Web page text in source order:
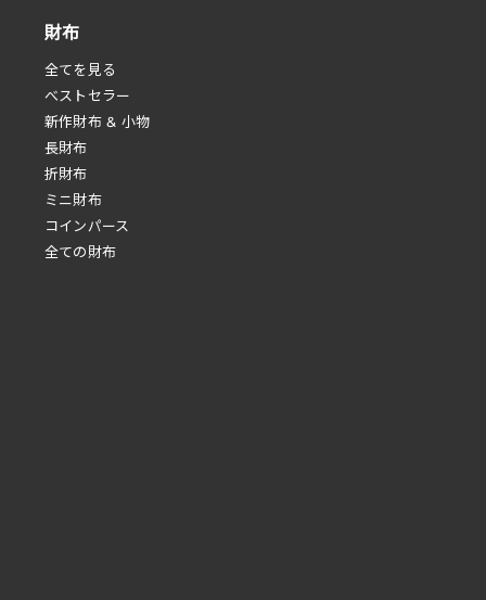
財布
全てを見る
べストセラー
新作財布 & 小物
長財布
折財布
ミニ財布
コインパース
全ての財布